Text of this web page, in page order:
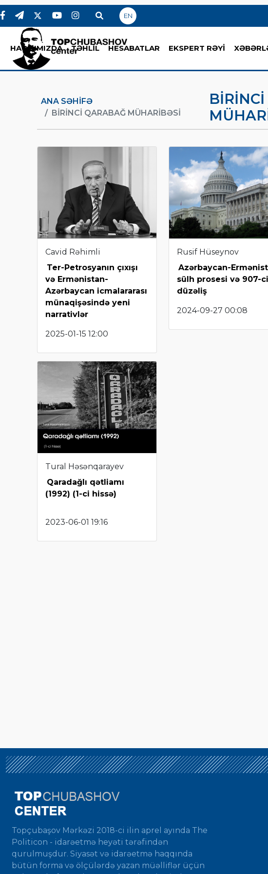
EN
HAQQIMIZDA TƏHLİL HESABATLAR EKSPERT RƏYİ
ANA SƏHIFƏ
BIRINCI QARABAĞ MÜHARIBƏSI
Cavid Rəhimli
Ter-Petrosyanın çıxışı
və Ermənistan-
Azərbaycan icmalararası
münaqişəsində yeni
narrativlər
2025-01-15 12:00
Rusif Hüseynov
Azərbaycan-
sülh prosesi və 907-ci
düzəliş
2024-09-27 00:08
Tural Həsənqarayev
Qaradağlı qətliamı
(1992) (1-ci hissə)
2023-06-01 19:16
Topçubaşov Mərkəzi 2018-ci ilin aprel ayında The
Politicon - idarəetmə heyəti tərəfindən
qurulmuşdur. Siyasət və idarəetmə haqqında
bütün forma və ölçülərdə yazan müəlliflər üçün